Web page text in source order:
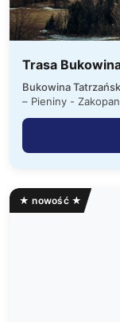
Trasa
Bukowina
– Pieniny -
★ nowość ★